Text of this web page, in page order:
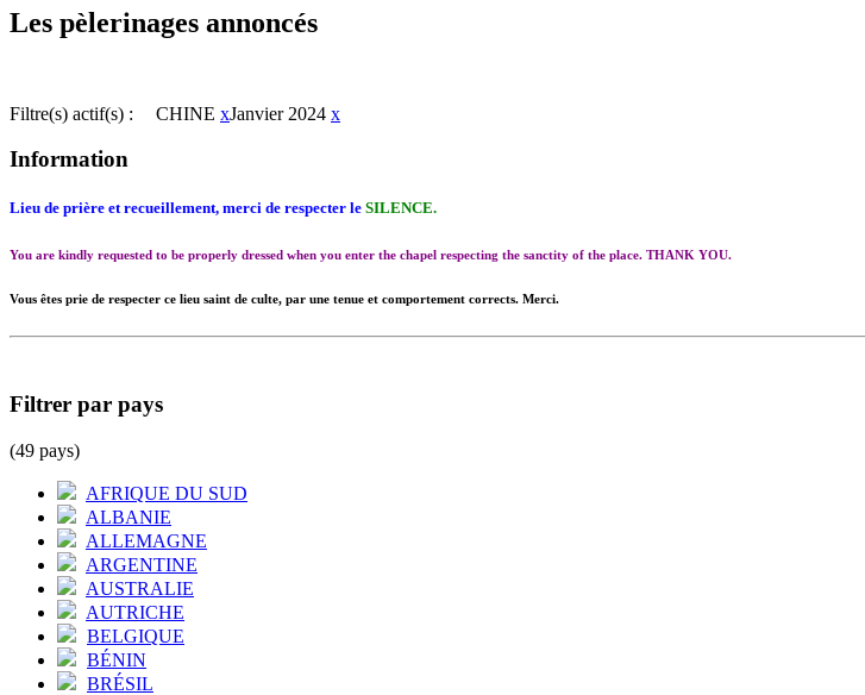
Les pèlerinages annoncés
Filtre(s) actif(s) : CHINE xJanvier 2024 x
Information
Lieu de prière et recueillement, merci de respecter le SILENCE.
You are kindly requested to be properly dressed when you enter the chapel respecting the sanctity of the place. THANK YOU.
Vous êtes prie de respecter ce lieu saint de culte, par une tenue et comportement corrects. Merci.
Filtrer par pays
(49 pays)
AFRIQUE DU SUD
ALBANIE
ALLEMAGNE
ARGENTINE
AUSTRALIE
AUTRICHE
BELGIQUE
BÉNIN
BRÉSIL